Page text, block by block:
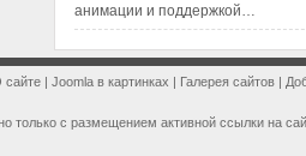
анимации и поддержкой…
сайте | Joomla в картинках | Галерея сайтов |
только с размещением активной ссылки на